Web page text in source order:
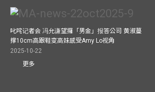
叱咤记者会 冯允谦望攞「男金」报答公司 黄淑蔓
撑10cm高跟鞋变高妹感受Amy Lo视角
2025-10-22
更多